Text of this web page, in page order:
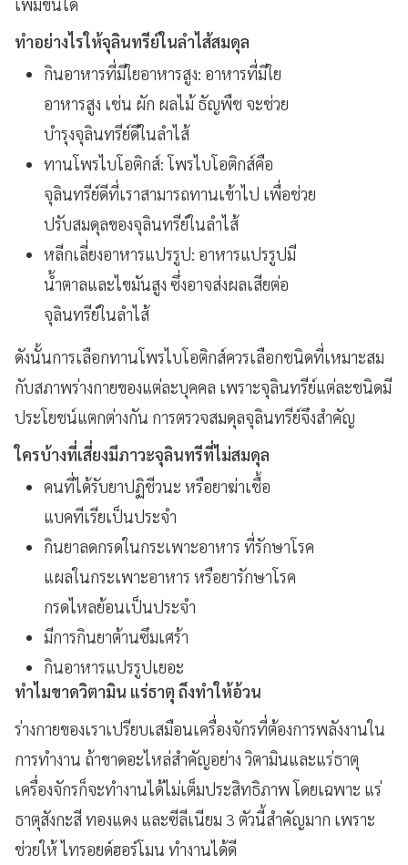
ทำอย่างไรให้จุลินทรีย์ในลำไส้สมดุล
กินอาหารที่มีใยอาหารสูง: อาหารที่มีใย
อาหารสูง เช่น ผัก ผลไม้ ธัญพืช จะช่วย
บำรุงจุลินทรีย์ดีในลำไส้
ทานโพรไบโอติกส์: โพรไบโอติกส์คือ
จุลินทรีย์ดีที่เราสามารถทานเข้าไป เพื่อช่วย
ปรับสมดุลของจุลินทรีย์ในลำไส้
หลีกเลี่ยงอาหารแปรรูป: อาหารแปรรูปมี
น้ำตาลและไขมันสูง ซึ่งอาจส่งผลเสียต่อ
จุลินทรีย์ในลำไส้
ดังนั้นการเลือกทานโพรไบโอติกส์ควรเลือกชนิดที่เหมาะสม
กับสภาพร่างกายของแต่ละบุคคล เพราะจุลินทรีย์แต่ละชนิดมี
ประโยชน์แตกต่างกัน การตรวจสมดุลจุลินทรีย์จึงสำคัญ
ใครบ้างที่เสี่ยงมีภาวะจุลินทรีที่ไม่สมดุล
คนที่ได้รับยาปฏิชีวนะ หรือยาฆ่าเชื้อ
แบคทีเรียเป็นประจำ
กินยาลดกรดในกระเพาะอาหาร ที่รักษาโรค
แผลในกระเพาะอาหาร หรือยารักษาโรค
กรดไหลย้อนเป็นประจำ
มีการกินยาต้านซึมเศร้า
กินอาหารแปรรูปเยอะ
ทำไมขาดวิตามิน แร่ธาตุ ถึงทำให้อ้วน
ร่างกายของเราเปรียบเสมือนเครื่องจักรที่ต้องการพลังงานใน
การทำงาน ถ้าขาดอะไหล่สำคัญอย่าง วิตามินและแร่ธาตุ
เครื่องจักรก็จะทำงานได้ไม่เต็มประสิทธิภาพ โดยเฉพาะ แร่
ธาตุสังกะสี ทองแดง และซีลีเนียม 3 ตัวนี้สำคัญมาก เพราะ
ช่วยให้ ไทรอยด์ฮอร์โมน ทำงานได้ดี